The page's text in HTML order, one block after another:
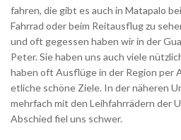
fahren, die gibt es auch in Matapalo
Fahrrad oder beim Reitausflug zu
und oft gegessen haben wir in der
Peter. Sie haben uns auch viele
haben oft Ausflüge in der Region per
etliche schöne Ziele. In der näheren
mehrfach mit den Leihfahrrädern der
Abschied fiel uns schwer.